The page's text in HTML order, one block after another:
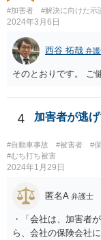
セン等においても、
な視点で解決が目指
#加害者 #解決に向けた示
2024年3月6日
西谷 拓哉 弁
そのとおりです。 ご
4 加害者が逃
#自動車事故 #被害者 #
#むち打ち被害
2024年1月29日
匿名A 弁護士
・「会社は、加害者
ら、会社の保険会社